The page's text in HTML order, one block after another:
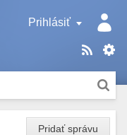
Prihlásiť
Pridať správu